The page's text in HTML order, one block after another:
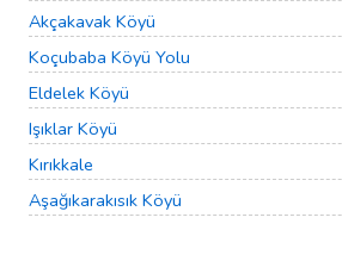
Akçakavak Köyü
Koçubaba Köyü Yolu
Eldelek Köyü
Işıklar Köyü
Kırıkkale
Aşağıkarakısık Köyü